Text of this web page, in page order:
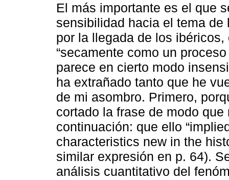
El más importante es el que
sensibilidad hacia el tema de
por la llegada de los
“secamente como un
parece en cierto modo
ha extrañado tanto que he
de mi asombro. Primero,
cortado la frase de modo
continuación: que ello
characteristics new in the
similar expresión en p. 64).
análisis cuantitativo del